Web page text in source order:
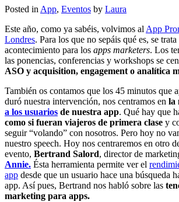
Posted inApp, Eventos by Laura
Este año, como ya sabéis, volvimos alApp
Londres. Para los que no sepáis qué es, se
acontecimiento para los apps marketers. Los
las ponencias, conferencias y workshops se
ASO y acquisition, engagement o analítica
También os contamos que los 45 minutos que
duró nuestra intervención, nos centramos en la
a los usuarios de nuestra app. Qué hay que
como si fueran viajeros de primera clase y
seguir “volando” con nosotros. Pero hoy no
nuestro speech. Hoy nos centraremos en otro
evento, Bertrand Salord, director de
Annie. Ésta herramienta permite ver el
app desde que un usuario hace una búsqueda
app. Así pues, Bertrand nos habló sobre las
marketing para apps.